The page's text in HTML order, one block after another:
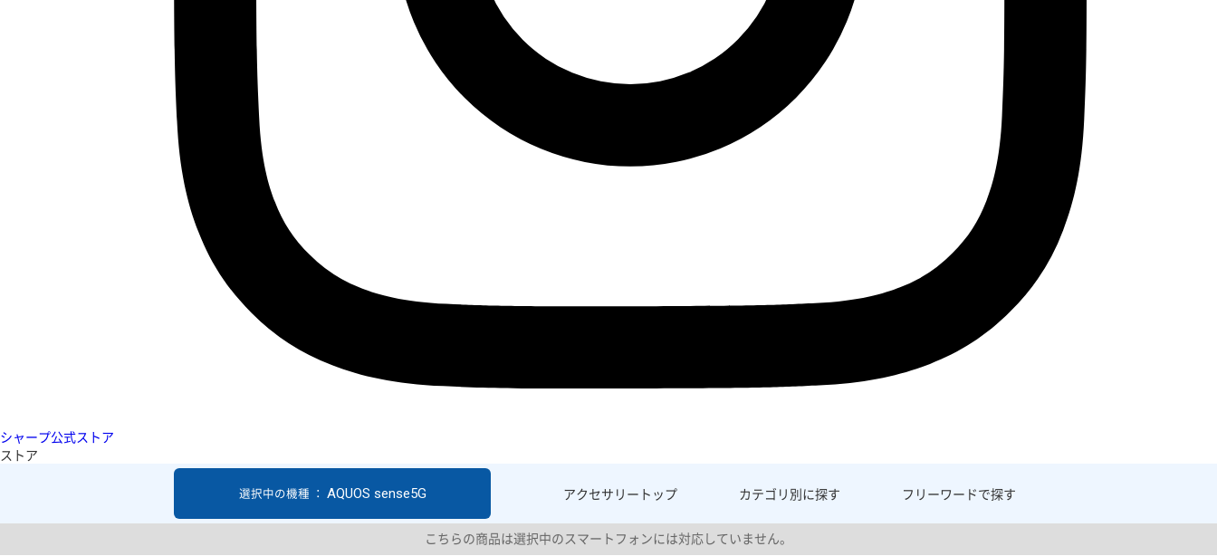
シャープ公式ストア
ストア
アクセサリー トップ カテゴリ別に探す フリーワードで探す
選択中の機種 ： AQUOS sense5G
こちらの商品は選択中のスマートフォンには対応していません。